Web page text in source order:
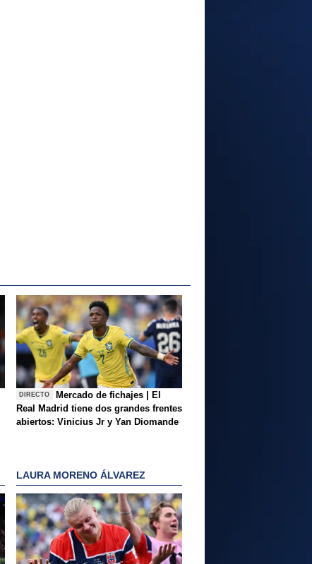
DIRECTO
Mercado de fichajes | El
Real Madrid tiene dos grandes frentes
abiertos: Vinicius Jr y Yan Diomande
LAURA MORENO ÁLVAREZ